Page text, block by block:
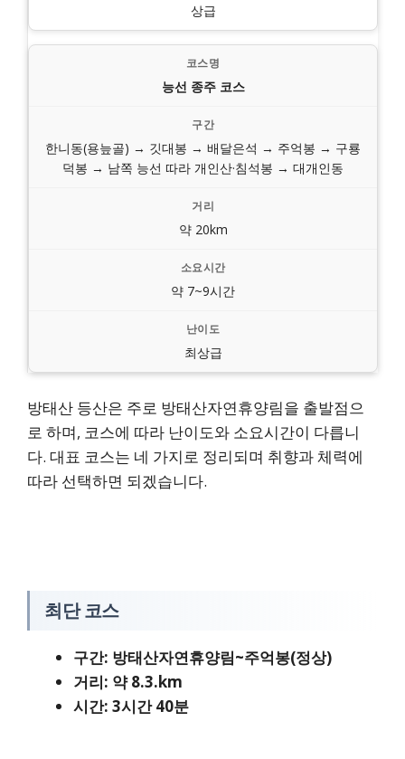
상급
능선 종주 코스
한니동(용늪골) → 깃대봉 → 배달은석 → 주억봉 → 구룡
덕봉 → 남쪽 능선 따라 개인산·침석봉 → 대개인동
약 20km
약 7~9시간
최상급
방태산 등산은 주로 방태산자연휴양림을 출발점으
로 하며, 코스에 따라 난이도와 소요시간이 다릅니
다. 대표 코스는 네 가지로 정리되며 취향과 체력에
따라 선택하면 되겠습니다.
최단 코스
구간: 방태산자연휴양림~주억봉(정상)
거리: 약 8.3.km
시간: 3시간 40분